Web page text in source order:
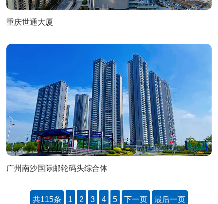
重庆世通大厦
广州南沙国际邮轮码头综合体
共115条 1 2 3 4 5 下一页 最后一页